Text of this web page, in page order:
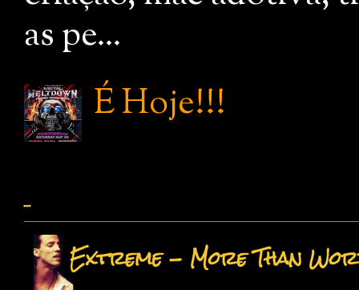
as pe...
É Hoje!!!
...